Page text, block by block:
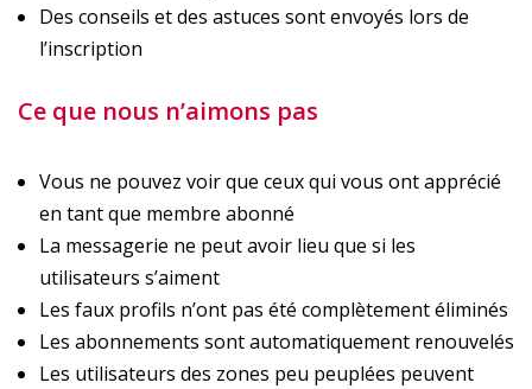
Des conseils et des astuces sont envoyés lors de
l’inscription
Ce que nous n’aimons pas
Vous ne pouvez voir que ceux qui vous ont apprécié
en tant que membre abonné
La messagerie ne peut avoir lieu que si les
utilisateurs s’aiment
Les faux profils n’ont pas été complètement éliminés
Les abonnements sont automatiquement renouvelés
Les utilisateurs des zones peu peuplées peuvent